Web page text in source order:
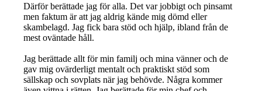
Därför berättade jag för alla. Det var jobbigt och pinsamt
men faktum är att jag aldrig kände mig dömd eller
skambelagd. Jag fick bara stöd och hjälp, ibland från de
mest oväntade håll.
Jag berättade allt för min familj och mina vänner och de
gav mig ovärderligt mentalt och praktiskt stöd som
sällskap och sovplats när jag behövde. Några kommer